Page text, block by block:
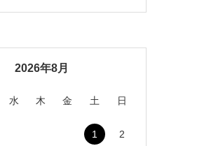
2026年8月
水 木 金 土 日
1 2